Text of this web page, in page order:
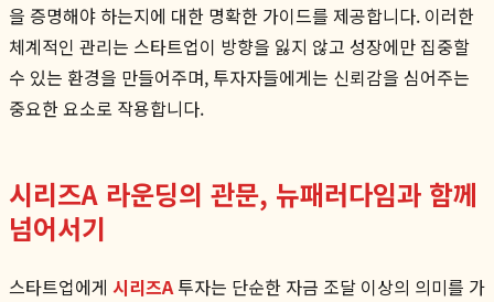
을 증명해야 하는지에 대한 명확한 가이드를 제공합니다. 이러한
체계적인 관리는 스타트업이 방향을 잃지 않고 성장에만 집중할
수 있는 환경을 만들어주며, 투자자들에게는 신뢰감을 심어주는
중요한 요소로 작용합니다.
시리즈A 라운딩의 관문, 뉴패러다임과 함께
넘어서기
스타트업에게 시리즈A 투자는 단순한 자금 조달 이상의 의미를 가